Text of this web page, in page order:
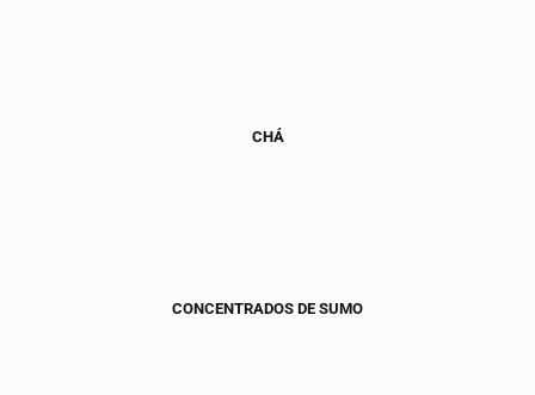
CHÁ
CONCENTRADOS DE SUMO